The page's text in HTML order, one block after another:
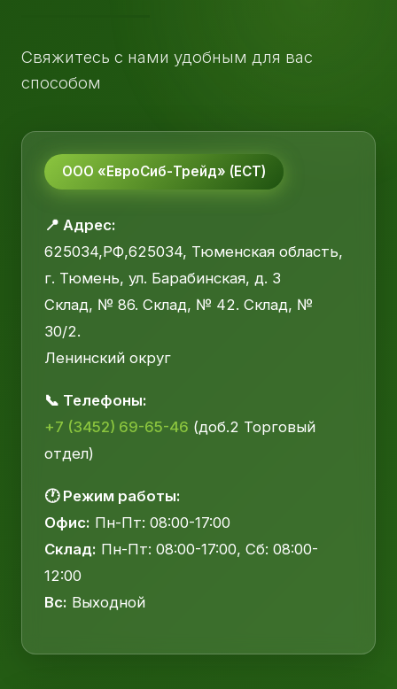
Свяжитесь с нами удобным для вас
способом
ООО «ЕвроСиб-Трейд» (ЕСТ)
📍 Адрес:
625034,РФ,625034, Тюменская область,
г. Тюмень, ул. Барабинская, д. 3
Склад, № 86. Склад, № 42. Склад, №
30/2.
Ленинский округ
📞 Телефоны:
+7 (3452) 69-65-46 (доб.2 Торговый
отдел)
🕐 Режим работы:
Офис: Пн-Пт: 08:00-17:00
Склад: Пн-Пт: 08:00-17:00, Сб: 08:00-
12:00
Вс: Выходной